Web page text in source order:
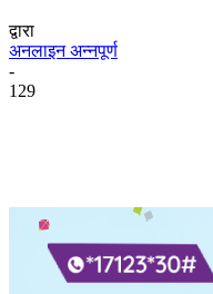
द्वारा
अनलाइन अन्नपूर्ण
-
129